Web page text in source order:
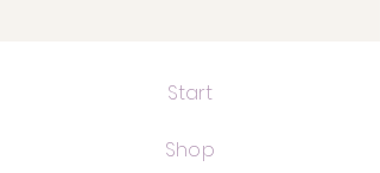
Start
Shop